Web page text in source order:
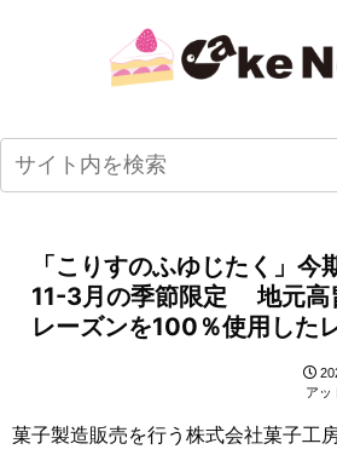
「こりすのふゆじたく」今
11-3月の季節限定 地元高
レーズンを100％使用した
アッ
菓子製造販売を行う株式会社菓子工